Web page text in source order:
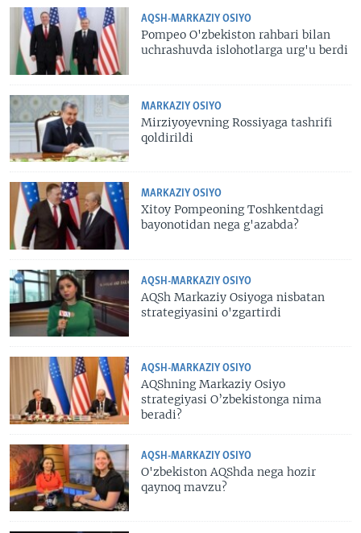
AQSH-MARKAZIY OSIYO
Pompeo O'zbekiston rahbari bilan
uchrashuvda islohotlarga urg'u berdi
MARKAZIY OSIYO
Mirziyoyevning Rossiyaga tashrifi
qoldirildi
MARKAZIY OSIYO
Xitoy Pompeoning Toshkentdagi
bayonotidan nega g'azabda?
AQSH-MARKAZIY OSIYO
AQSh Markaziy Osiyoga nisbatan
strategiyasini o'zgartirdi
AQSH-MARKAZIY OSIYO
AQShning Markaziy Osiyo
strategiyasi O’zbekistonga nima
beradi?
AQSH-MARKAZIY OSIYO
O'zbekiston AQShda nega hozir
qaynoq mavzu?